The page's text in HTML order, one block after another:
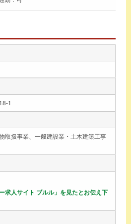
1
取扱事業、一般建設業・土木建築工事
求人サイト ブルル」を見たとお伝え下